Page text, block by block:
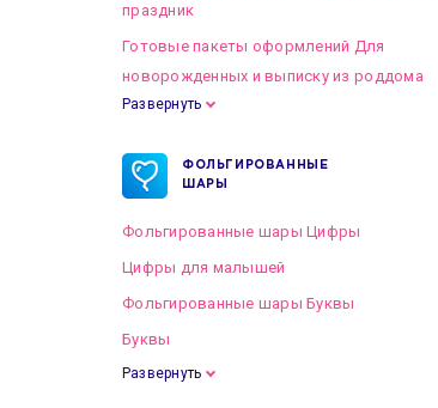
праздник
Готовые пакеты оформлений Для
новорожденных и выписку из роддома
Готовые пакеты оформлений на Свадьбу
Развернуть
ФОЛЬГИРОВАННЫЕ
ШАРЫ
Фольгированные шары Цифры
Цифры для малышей
Фольгированные шары Буквы
Буквы
Развернуть